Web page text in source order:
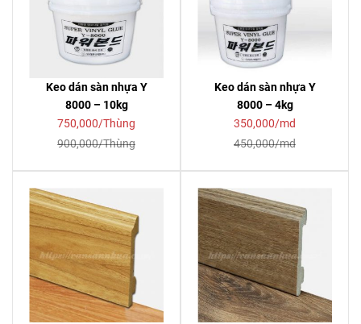
Keo dán sàn nhựa Y
8000 – 10kg
750,000/Thùng
900,000/Thùng
Keo dán sàn nhựa Y
8000 – 4kg
350,000/md
450,000/md